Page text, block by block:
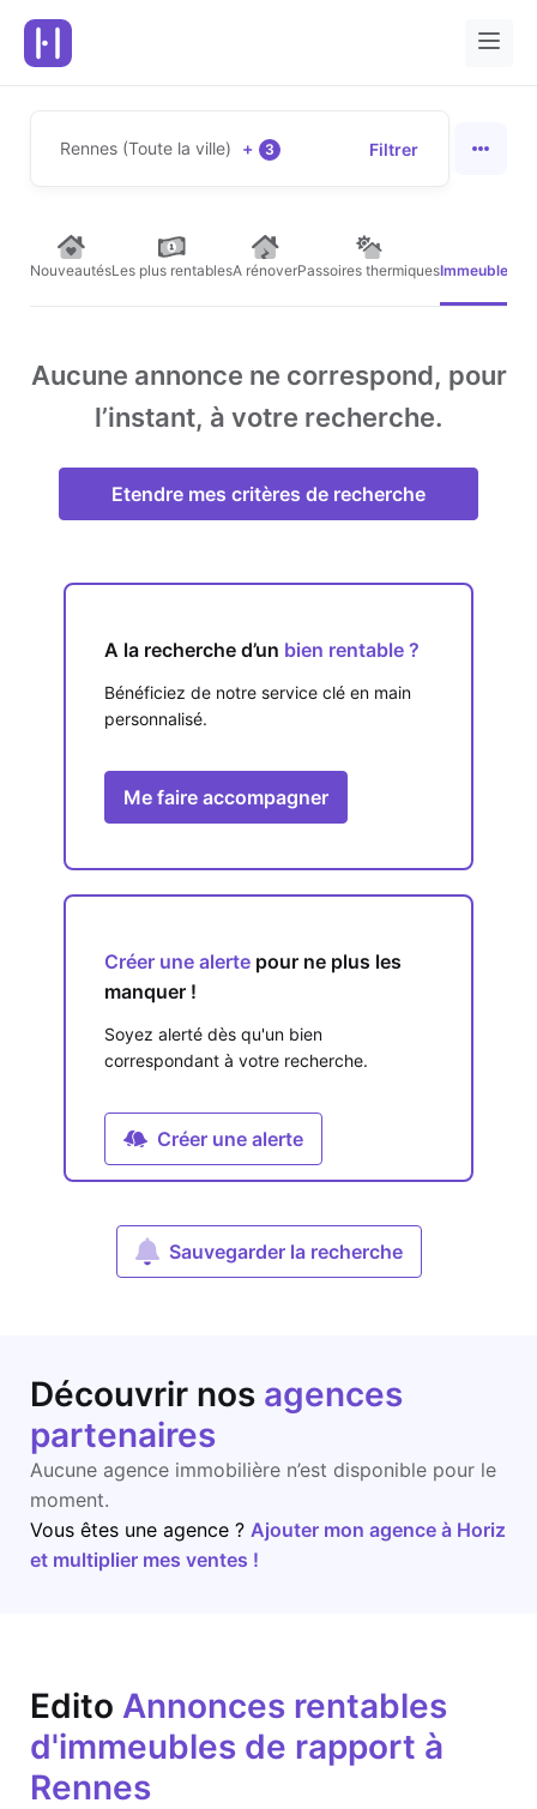
Rennes (Toute la ville) + 3 Filtrer
NouveautésLes plus rentablesA rénoverPassoires thermiquesImmeubles
Aucune annonce ne correspond, pour
l’instant, à votre recherche.
Etendre mes critères de recherche
A la recherche d’un bien rentable ?
Bénéficiez de notre service clé en main
personnalisé.
Me faire accompagner
Créer une alerte pour ne plus les
manquer !
Soyez alerté dès qu'un bien
correspondant à votre recherche.
Créer une alerte
Sauvegarder la recherche
Découvrir nos agences
partenaires
Aucune agence immobilière n’est disponible pour le
moment.
Vous êtes une agence ? Ajouter mon agence à Horiz
et multiplier mes ventes !
Edito Annonces rentables
d'immeubles de rapport à
Rennes